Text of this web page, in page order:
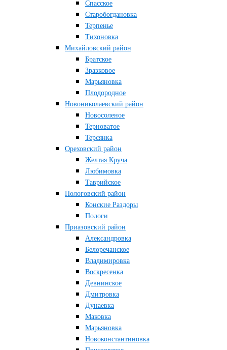
Спасское
Старобогдановка
Терпенье
Тихоновка
Михайловский район
Братское
Зразковое
Марьяновка
Плодородное
Новониколаевский район
Новосоленое
Терноватое
Терсянка
Ореховский район
Желтая Круча
Любимовка
Таврийское
Пологовский район
Конские Раздоры
Пологи
Приазовский район
Александровка
Белоречанское
Владимировка
Воскресенка
Девнинское
Дмитровка
Дунаевка
Маковка
Марьяновка
Новоконстантиновка